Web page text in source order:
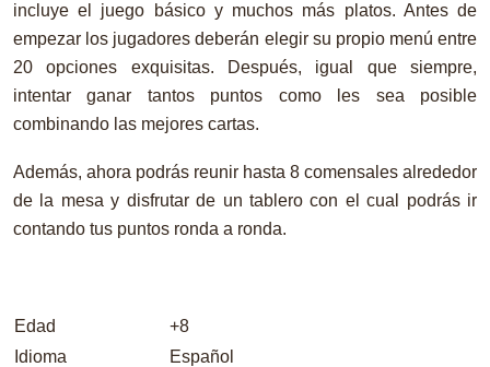
incluye el juego básico y muchos más platos. Antes de
empezar los jugadores deberán elegir su propio menú entre
20 opciones exquisitas. Después, igual que siempre,
intentar ganar tantos puntos como les sea posible
combinando las mejores cartas.
Además, ahora podrás reunir hasta 8 comensales alrededor
de la mesa y disfrutar de un tablero con el cual podrás ir
contando tus puntos ronda a ronda.
Edad
+8
Idioma
Español